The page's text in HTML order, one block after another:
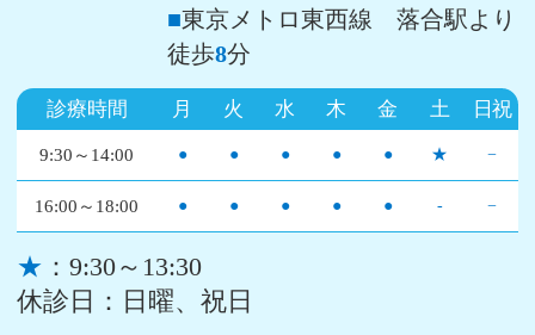
■東京メトロ東西線 落合駅より
徒歩8分
診療時間 月 火 水 木 金 土 日祝
9:30～14:00 ● ● ● ● ● ★ −
16:00～18:00 ● ● ● ● ● - −
★ ：9:30～13:30
休診日：日曜、祝日